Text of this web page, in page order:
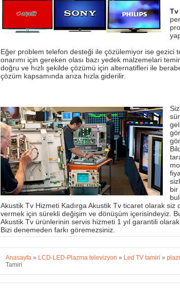
Tv
Eğer problem telefon desteği ile çözülemiyor ise gezici
onarımı için gereken olası bazı yedek malzemelari
doğru ve hızlı şekilde çözümü için alternatifleri ile
çözüm kapsamında arıza hızla giderilir.
bir
Akustik Tv Hizmeti Kadırga Akustik Tv ticaret olarak
vermek için sürekli değişim ve dönüşüm içerisindeyiz.
Akustik Tv ürünlerinin servis hizmeti 1 yıl garantili
Bizi denemeden farkı göremezsiniz.
Anasayfa » LCD-LED-Plazma televizyon » Led TV tamiri »
Tamiri